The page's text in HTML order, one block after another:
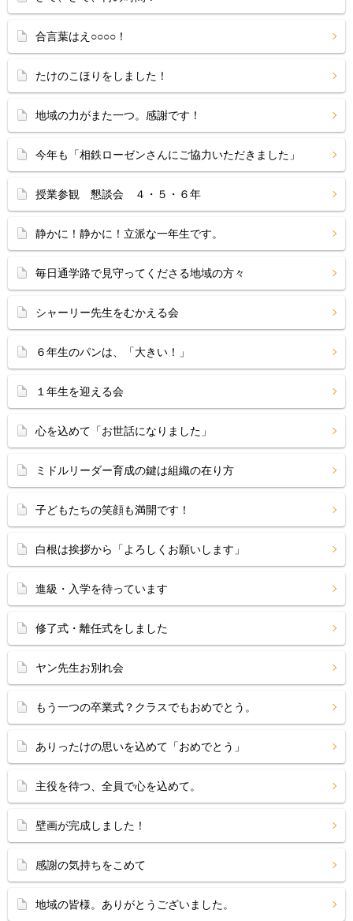
合言葉はえ○○○○！
たけのこほりをしました！
地域の力がまた一つ。感謝です！
今年も「相鉄ローゼンさんにご協力いただきました」
授業参観 懇談会 ４・５・６年
静かに！静かに！立派な一年生です。
毎日通学路で見守ってくださる地域の方々
シャーリー先生をむかえる会
６年生のパンは、「大きい！」
１年生を迎える会
心を込めて「お世話になりました」
ミドルリーダー育成の鍵は組織の在り方
子どもたちの笑顔も満開です！
白根は挨拶から「よろしくお願いします」
進級・入学を待っています
修了式・離任式をしました
ヤン先生お別れ会
もう一つの卒業式？クラスでもおめでとう。
ありったけの思いを込めて「おめでとう」
主役を待つ、全員で心を込めて。
壁画が完成しました！
感謝の気持ちをこめて
地域の皆様。ありがとうございました。